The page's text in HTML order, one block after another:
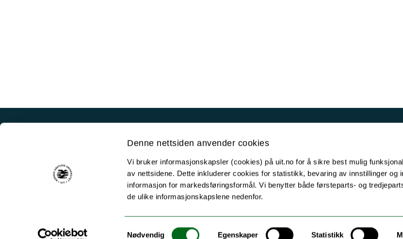
Denne nettsiden anvender cookies
Vi bruker informasjonskapsler (cookies) på uit.no for å sikre best mulig
av nettsidene. Dette inkluderer cookies for statistikk, bevaring av innstillinger og
informasjon for markedsføringsformål. Vi benytter både førsteparts- og
de ulike informasjonskapslene nedenfor.
Samtykkevalg
Nødvendig Egenskaper Statistikk
Driftsmeldinger
Personvern ved UiT
Sikkerhet, beredskap og personvern
Tilgjengelighetserklæring
For media
For skoler
Ledige stillinger
English website
Logg inn